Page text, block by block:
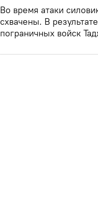
Во время атаки
схвачены. В
пограничных войск